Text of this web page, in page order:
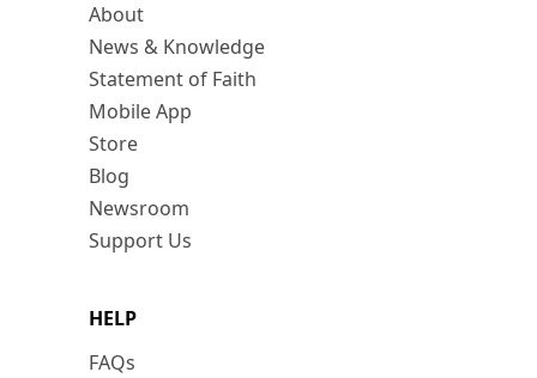
About
News & Knowledge
Statement of Faith
Mobile App
Store
Blog
Newsroom
Support Us
HELP
FAQs